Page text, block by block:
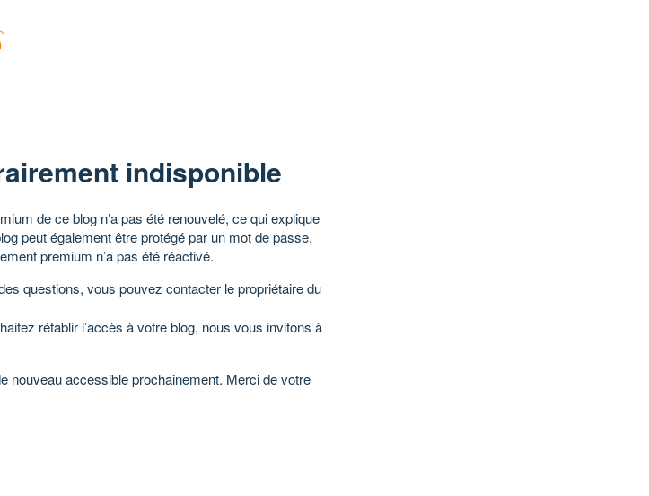
indisponible
de ce blog n’a pas été renouvelé, ce qui explique
peut également être protégé par un mot de passe,
premium n’a pas été réactivé.
questions, vous pouvez contacter le propriétaire du
rétablir l’accès à votre blog, nous vous invitons à
nouveau accessible prochainement. Merci de votre